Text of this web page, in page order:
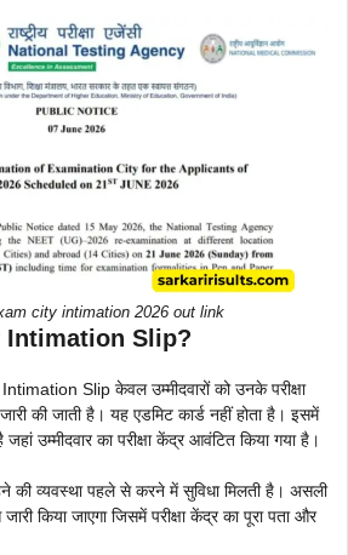
city intimation 2026 out link
Intimation Slip?
Intimation Slip केवल उम्मीदवारों को उनके परीक्षा
की जाती है। यह एडमिट कार्ड नहीं होता है। इसमें
उम्मीदवार का परीक्षा केंद्र आवंटित किया गया है।
की व्यवस्था पहले से करने में सुविधा मिलती है। असली
किया जाएगा जिसमें परीक्षा केंद्र का पूरा पता और